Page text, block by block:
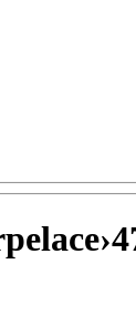
›